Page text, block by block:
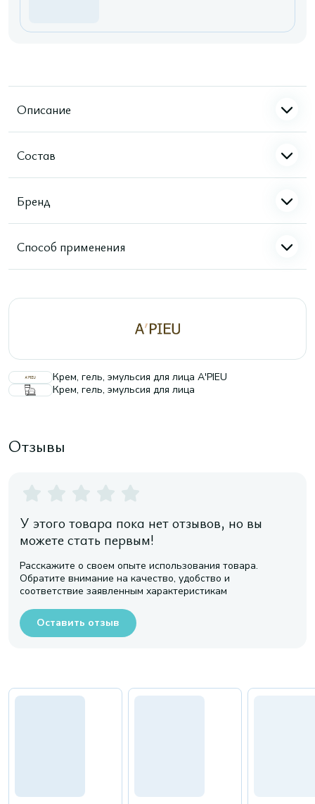
Описание
Состав
Бренд
Способ применения
Крем, гель, эмульсия для лица A'PIEU
Крем, гель, эмульсия для лица
Отзывы
У этого товара пока нет отзывов, но вы
можете стать первым!
Расскажите о своем опыте использования товара.
Обратите внимание на качество, удобство и
соответствие заявленным характеристикам
Оставить отзыв